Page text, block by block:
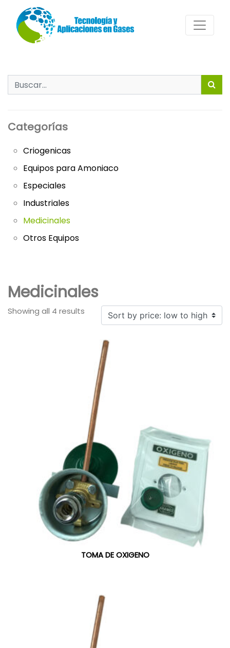
Search
for:
Categorías
Criogenicas
Equipos para Amoniaco
Especiales
Industriales
Medicinales
Otros Equipos
Medicinales
Showing all 4 results Sorted
high
TOMA DE OXIGENO